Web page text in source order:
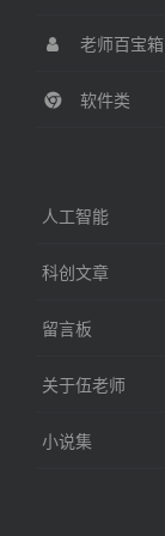
老师百宝箱
软件类
人工智能
科创文章
留言板
关于伍老师
小说集